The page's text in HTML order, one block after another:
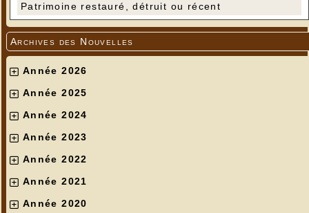
Patrimoine restauré, détruit ou récent
Archives des Nouvelles
Année 2026
Année 2025
Année 2024
Année 2023
Année 2022
Année 2021
Année 2020